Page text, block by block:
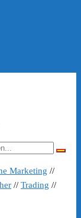
Marketing //
// Trading //